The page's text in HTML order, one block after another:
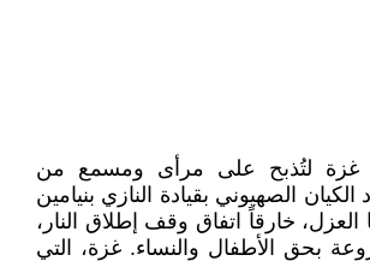
غزة لتُذبح على مرأى ومسمع من
الكيان الصهيوني بقيادة النازي بنيامين
العزل، خارقاً اتفاق وقف إطلاق النار،
بحق الأطفال والنساء. غزة، التي